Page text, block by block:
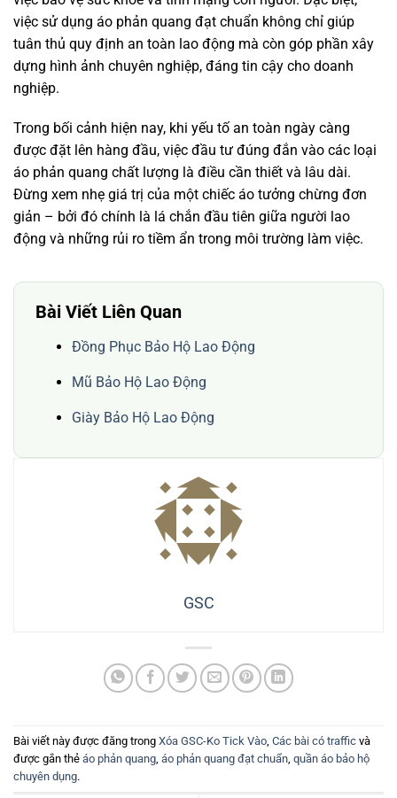
việc sử dụng áo phản quang đạt chuẩn không chỉ giúp
tuân thủ quy định an toàn lao động mà còn góp phần xây
dựng hình ảnh chuyên nghiệp, đáng tin cậy cho doanh
nghiệp.
Trong bối cảnh hiện nay, khi yếu tố an toàn ngày càng
được đặt lên hàng đầu, việc đầu tư đúng đắn vào các loại
áo phản quang chất lượng là điều cần thiết và lâu dài.
Đừng xem nhẹ giá trị của một chiếc áo tưởng chừng đơn
giản – bởi đó chính là lá chắn đầu tiên giữa người lao
động và những rủi ro tiềm ẩn trong môi trường làm việc.
Bài Viết Liên Quan
Đồng Phục Bảo Hộ Lao Động
Mũ Bảo Hộ Lao Động
Giày Bảo Hộ Lao Động
GSC
Bài viết này được đăng trong Xóa GSC-Ko Tick Vào Các bài có traffic và
được gắn thẻ áo phản quang áo phản quang đạt chuẩn quần áo bảo hộ
chuyên dụng.